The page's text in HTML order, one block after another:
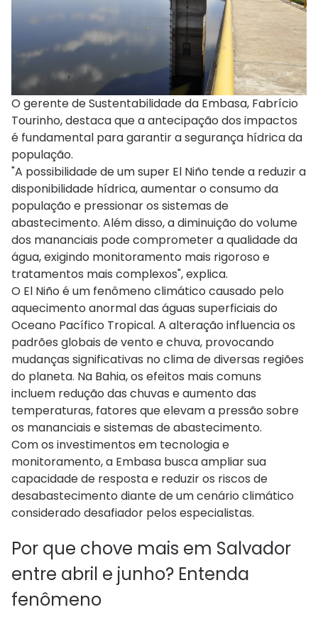
O gerente de Sustentabilidade da Embasa, Fabrício
Tourinho, destaca que a antecipação dos impactos
é fundamental para garantir a segurança hídrica da
população.
"A possibilidade de um super El Niño tende a reduzir a
disponibilidade hídrica, aumentar o consumo da
população e pressionar os sistemas de
abastecimento. Além disso, a diminuição do volume
dos mananciais pode comprometer a qualidade da
água, exigindo monitoramento mais rigoroso e
tratamentos mais complexos", explica.
O El Niño é um fenômeno climático causado pelo
aquecimento anormal das águas superficiais do
Oceano Pacífico Tropical. A alteração influencia os
padrões globais de vento e chuva, provocando
mudanças significativas no clima de diversas regiões
do planeta. Na Bahia, os efeitos mais comuns
incluem redução das chuvas e aumento das
temperaturas, fatores que elevam a pressão sobre
os mananciais e sistemas de abastecimento.
Com os investimentos em tecnologia e
monitoramento, a Embasa busca ampliar sua
capacidade de resposta e reduzir os riscos de
desabastecimento diante de um cenário climático
considerado desafiador pelos especialistas.
Por que chove mais em Salvador
entre abril e junho? Entenda
fenômeno